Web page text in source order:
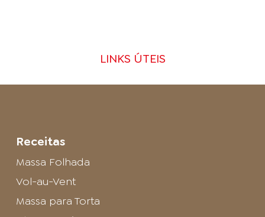
LINKS ÚTEIS
Receitas
Massa Folhada
Vol-au-Vent
Massa para Torta